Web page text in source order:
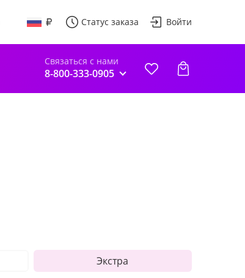
Статус заказа Войти
Связаться с нами
8-800-333-0905
Экстра